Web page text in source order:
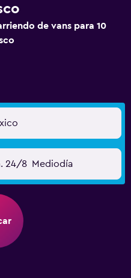
de vans para 10
24/8 Mediodía